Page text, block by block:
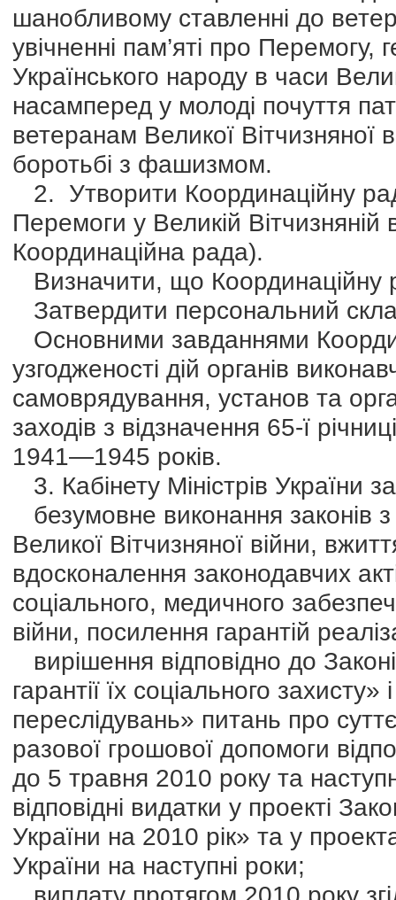
шанобливому ставленні до
увічненні пам’яті про Перемогу,
Українського народу в часи
насамперед у молоді почуття
ветеранам Великої Вітчизняної
боротьбі з фашизмом.
2. Утворити Координаційну
Перемоги у Великій
Координаційна рада).
Визначити, що Координаційну
Затвердити персональний
Основними завданнями
узгодженості дій органів
самоврядування, установ та
заходів з відзначення 65-ї
1941—1945 років.
3. Кабінету Міністрів України
безумовне виконання законів
Великої Вітчизняної війни,
вдосконалення законодавчих
соціального, медичного
війни, посилення гарантій
вирішення відповідно до
гарантії їх соціального
переслідувань» питань про
разової грошової допомоги
до 5 травня 2010 року та
відповідні видатки у проекті
України на 2010 рік» та у
України на наступні роки;